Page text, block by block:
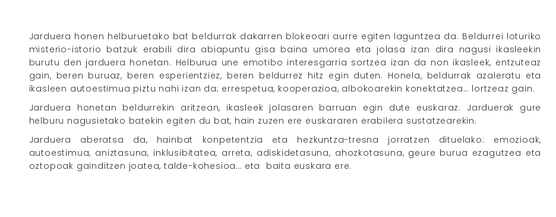
Jarduera honen helburuetako bat beldurrak dakarren blokeoari aurre egiten laguntzea da. Beldurrei loturiko
misterio-istorio batzuk erabili dira abiapuntu gisa baina umorea eta jolasa izan dira nagusi ikasleekin
burutu den jarduera honetan. Helburua une emotibo interesgarria sortzea izan da non ikasleek, entzuteaz
gain, beren buruaz, beren esperientziez, beren beldurrez hitz egin duten. Honela, beldurrak azaleratu eta
ikasleen autoestimua piztu nahi izan da; errespetua, kooperazioa, albokoarekin konektatzea… lortzeaz gain.
Jarduera honetan beldurrekin aritzean, ikasleek jolasaren barruan egin dute euskaraz. Jarduerak gure
helburu nagusietako batekin egiten du bat, hain zuzen ere euskararen erabilera sustatzearekin.
Jarduera aberatsa da, hainbat konpetentzia eta hezkuntza-tresna jorratzen dituelako: emozioak,
autoestimua, aniztasuna, inklusibitatea, arreta, adiskidetasuna, ahozkotasuna, geure burua ezagutzea eta
oztopoak gainditzen joatea, talde-kohesioa… eta baita euskara ere.